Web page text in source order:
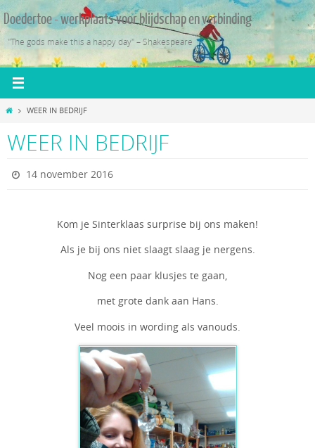
Ga
naar
de
inhoud
Doedertoe - werkplaats voor blijdschap en verbinding
"The gods make this a happy day" – Shakespeare
HomeWEER IN BEDRIJF
WEER IN BEDRIJF
14 november 2016
Kom je Sinterklaas surprise bij ons maken!
Als je bij ons niet slaagt slaag je nergens.
Nog een paar klusjes te gaan,
met grote dank aan Hans.
Veel moois in wording als vanouds.